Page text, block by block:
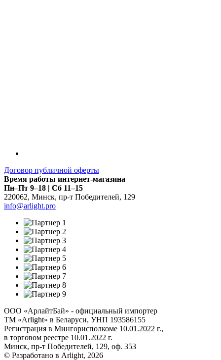
Договор публичной оферты
Время работы интернет-магазина
Пн–Пт 9–18 | Сб 11–15
220062, Минск, пр-т Победителей, 129
info@arlight.pro
ООО «АрлайтБай» - официальный импортер
ТМ «Arlight» в Беларуси, УНП 193586155
Регистрация в Мингорисполкоме 10.01.2022 г.,
в торговом реестре 10.01.2022 г.
Минск, пр-т Победителей, 129, оф. 353
© Разработано в Arlight, 2026